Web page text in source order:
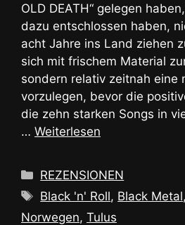
OLD DEATH“ gelegen
dazu entschlossen haben,
acht Jahre ins Land ziehen
sich mit frischem Material
sondern relativ zeitnah eine
vorzulegen, bevor die
die zehn starken Songs in
… Weiterlesen
Kategorien
REZENSIONEN
Schlagwörter
Black 'n' Roll, Black Metal,
Norwegen, Tulus